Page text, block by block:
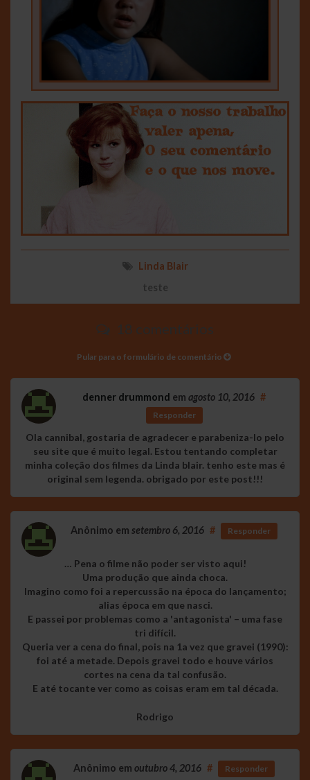
Linda Blair
teste
18 comentários
Pular para o formulário de comentário
denner drummond em agosto 10, 2016 #
Responder
Ola cannibal, gostaria de agradecer e parabeniza-lo pelo
seu site que é muito legal. Estou tentando completar
minha coleção dos filmes da Linda blair. tenho este mas é
original sem legenda. obrigado por este post!!!
Anônimo em setembro 6, 2016 # Responder
… Pena o filme não poder ser visto aqui!
Uma produção que ainda choca.
Imagino como foi a repercussão na época do lançamento;
alias época em que nasci.
E passei por problemas como a 'antagonista' – uma fase
tri difícil.
Queria ver a cena do final, pois na 1a vez que gravei (1990):
foi até a metade. Depois gravei todo e houve vários
cortes na cena da tal confusão.
E até tocante ver como as coisas eram em tal década.
Rodrigo
Anônimo em outubro 4, 2016 # Responder